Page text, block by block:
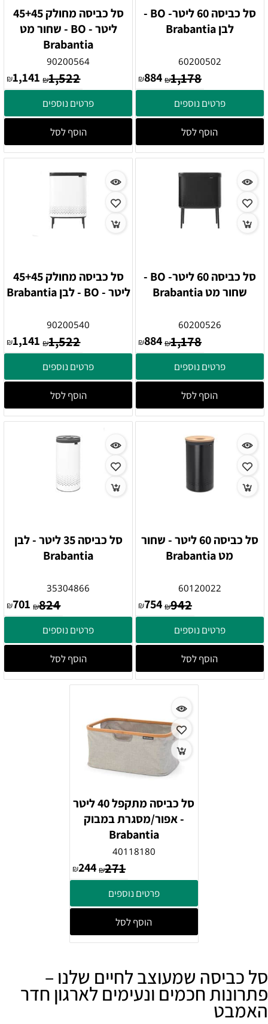
סל כביסה 60 ליטר- BO -
לבן Brabantia
60200502
₪1,178
₪884
פרטים נוספים
הוסף לסל
סל כביסה מחולק 45+45
ליטר - BO - שחור מט
Brabantia
90200564
₪1,522
₪1,141
פרטים נוספים
הוסף לסל
סל כביסה 60 ליטר- BO -
שחור מט Brabantia
60200526
₪1,178
₪884
פרטים נוספים
הוסף לסל
סל כביסה מחולק 45+45
ליטר - BO - לבן Brabantia
90200540
₪1,522
₪1,141
פרטים נוספים
הוסף לסל
סל כביסה 60 ליטר - שחור
מט Brabantia
60120022
₪942
₪754
פרטים נוספים
הוסף לסל
סל כביסה 35 ליטר - לבן
Brabantia
35304866
₪824
₪701
פרטים נוספים
הוסף לסל
סל כביסה מתקפל 40 ליטר
- אפור/מסגרת במבוק
Brabantia
40118180
₪271
₪244
פרטים נוספים
הוסף לסל
סל כביסה שמעוצב לחיים שלנו –
פתרונות חכמים ונעימים לארגון חדר
האמבט